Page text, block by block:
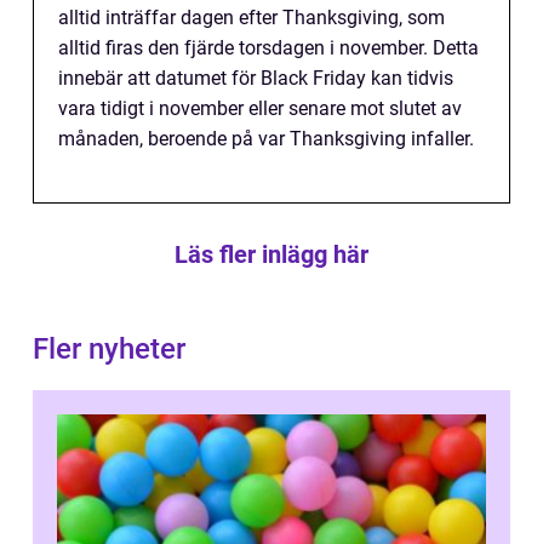
alltid inträffar dagen efter Thanksgiving, som
alltid firas den fjärde torsdagen i november. Detta
innebär att datumet för Black Friday kan tidvis
vara tidigt i november eller senare mot slutet av
månaden, beroende på var Thanksgiving infaller.
Läs fler inlägg här
Fler nyheter